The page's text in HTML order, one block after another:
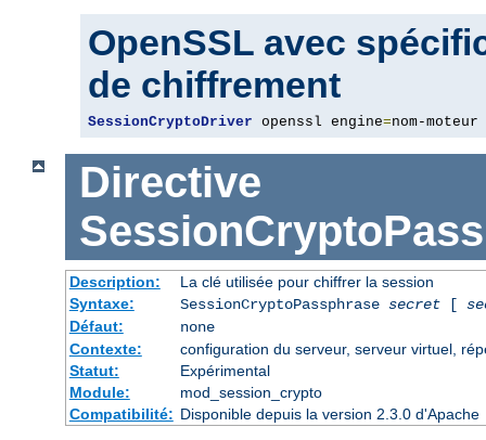
OpenSSL avec
de chiffrement
SessionCryptoDriver openssl engine=nom-moteur
Directive
Description:
La clé utilisée pour chiffrer la session
Syntaxe:
SessionCryptoPassphrase secret[
Défaut:
none
Contexte:
configuration du serveur, serveur virtuel,
Statut:
Expérimental
Module:
mod_session_crypto
Compatibilité: Disponible depuis la version 2.3.0 d'Apache